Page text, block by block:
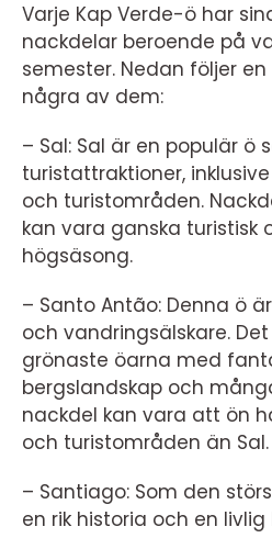
Varje Kap Verde-ö har
nackdelar beroende på
semester. Nedan följer
några av dem:
– Sal: Sal är en populär ö
turistattraktioner,
och turistområden.
kan vara ganska turistisk
högsäsong.
– Santo Antão: Denna ö
och vandringsälskare.
grönaste öarna med
bergslandskap och
nackdel kan vara att ön
och turistområden än Sal.
– Santiago: Som den
en rik historia och en